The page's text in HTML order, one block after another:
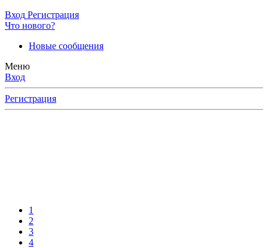
Вход Регистрация
Что нового?
Новые сообщения
Меню
Вход
Регистрация
1
2
3
4